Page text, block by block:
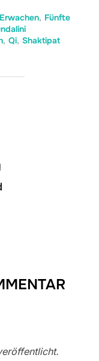
Erwachen, Fünfte
, Qi, Shaktipat